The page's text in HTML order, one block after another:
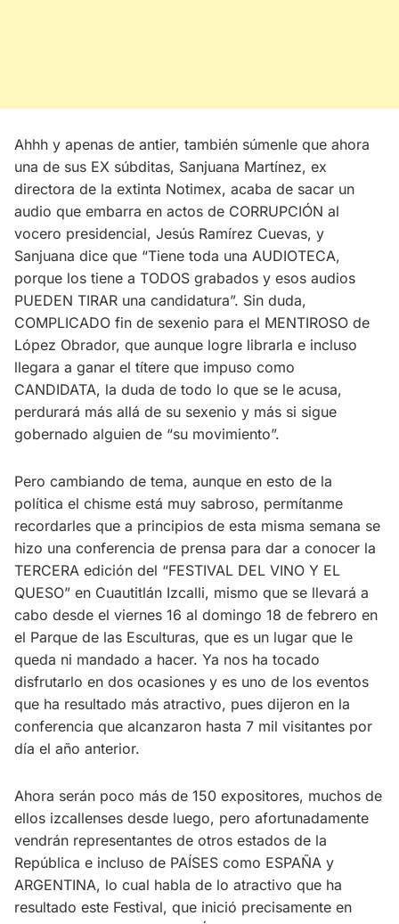
Ahhh y apenas de antier, también súmenle que ahora
una de sus EX súbditas, Sanjuana Martínez, ex
directora de la extinta Notimex, acaba de sacar un
audio que embarra en actos de CORRUPCIÓN al
vocero presidencial, Jesús Ramírez Cuevas, y
Sanjuana dice que “Tiene toda una AUDIOTECA,
porque los tiene a TODOS grabados y esos audios
PUEDEN TIRAR una candidatura”. Sin duda,
COMPLICADO fin de sexenio para el MENTIROSO de
López Obrador, que aunque logre librarla e incluso
llegara a ganar el títere que impuso como
CANDIDATA, la duda de todo lo que se le acusa,
perdurará más allá de su sexenio y más si sigue
gobernado alguien de “su movimiento”.
Pero cambiando de tema, aunque en esto de la
política el chisme está muy sabroso, permítanme
recordarles que a principios de esta misma semana se
hizo una conferencia de prensa para dar a conocer la
TERCERA edición del “FESTIVAL DEL VINO Y EL
QUESO” en Cuautitlán Izcalli, mismo que se llevará a
cabo desde el viernes 16 al domingo 18 de febrero en
el Parque de las Esculturas, que es un lugar que le
queda ni mandado a hacer. Ya nos ha tocado
disfrutarlo en dos ocasiones y es uno de los eventos
que ha resultado más atractivo, pues dijeron en la
conferencia que alcanzaron hasta 7 mil visitantes por
día el año anterior.
Ahora serán poco más de 150 expositores, muchos de
ellos izcallenses desde luego, pero afortunadamente
vendrán representantes de otros estados de la
República e incluso de PAÍSES como ESPAÑA y
ARGENTINA, lo cual habla de lo atractivo que ha
resultado este Festival, que inició precisamente en